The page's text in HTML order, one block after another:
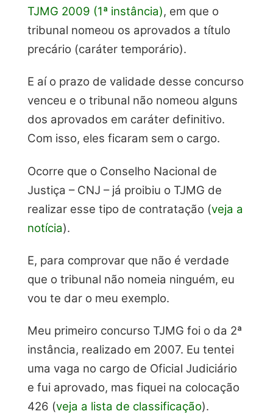
TJMG 2009 (1ª instância), em que o
tribunal nomeou os aprovados a título
precário (caráter temporário).
E aí o prazo de validade desse concurso
venceu e o tribunal não nomeou alguns
dos aprovados em caráter definitivo.
Com isso, eles ficaram sem o cargo.
Ocorre que o Conselho Nacional de
Justiça – CNJ – já proibiu o TJMG de
realizar esse tipo de contratação (veja a
notícia).
E, para comprovar que não é verdade
que o tribunal não nomeia ninguém, eu
vou te dar o meu exemplo.
Meu primeiro concurso TJMG foi o da 2ª
instância, realizado em 2007. Eu tentei
uma vaga no cargo de Oficial Judiciário
e fui aprovado, mas fiquei na colocação
426 (veja a lista de classificação).